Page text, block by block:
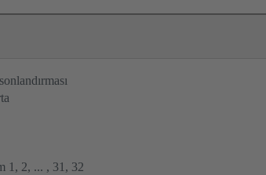
1, 2, ... , 31, 32